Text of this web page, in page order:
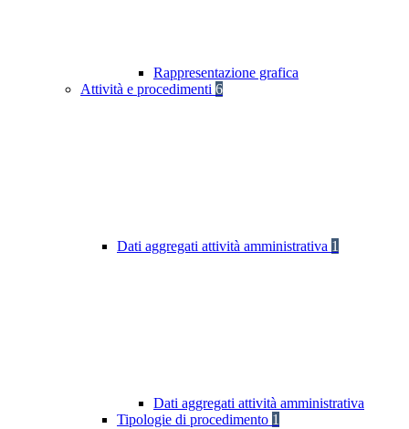
Rappresentazione grafica
Attività e procedimenti 6
Dati aggregati attività amministrativa 1
Dati aggregati attività amministrativa
Tipologie di procedimento 1